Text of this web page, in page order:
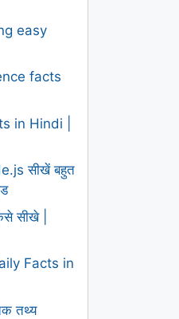
easy
facts
in Hindi |
सीखें बहुत
सीखे |
Facts in
तथ्य